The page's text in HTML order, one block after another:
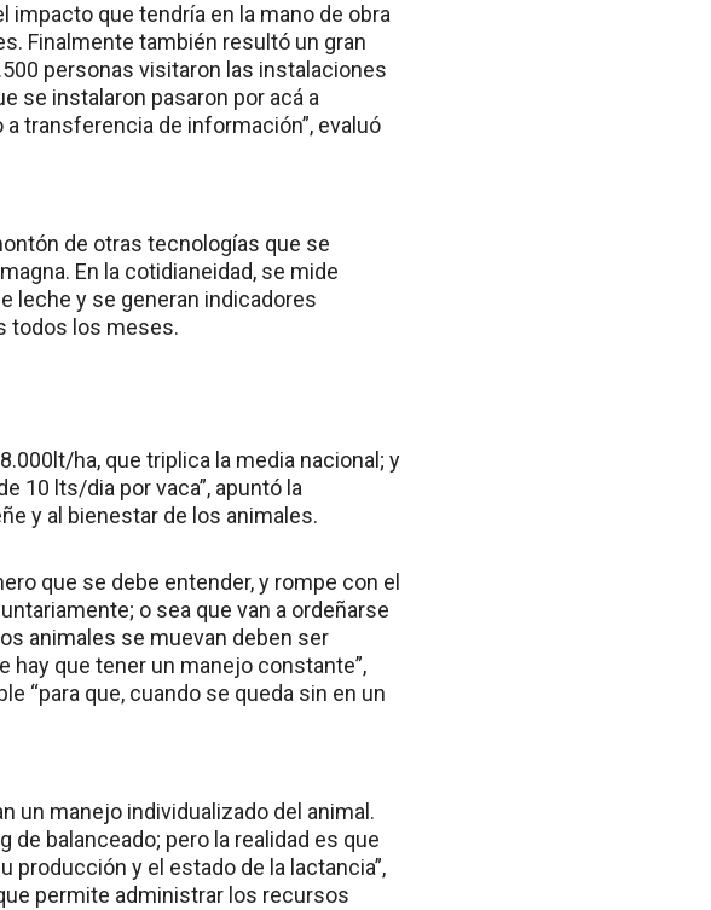
impacto que tendría en la mano de obra
Finalmente también resultó un gran
personas visitaron las instalaciones
se instalaron pasaron por acá a
transferencia de información”, evaluó
de otras tecnologías que se
En la cotidianeidad, se mide
leche y se generan indicadores
todos los meses.
ha, que triplica la media nacional; y
10 lts/dia por vaca”, apuntó la
y al bienestar de los animales.
que se debe entender, y rompe con el
o sea que van a ordeñarse
animales se muevan deben ser
hay que tener un manejo constante”,
“para que, cuando se queda sin en un
un manejo individualizado del animal.
balanceado; pero la realidad es que
producción y el estado de la lactancia”,
permite administrar los recursos